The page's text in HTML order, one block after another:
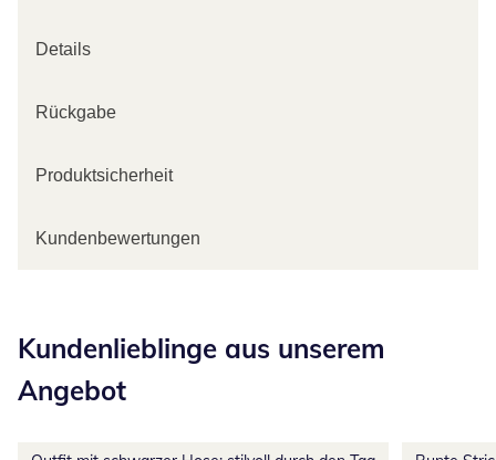
Details
Rückgabe
Produktsicherheit
Kundenbewertungen
Kundenlieblinge aus unserem
Angebot